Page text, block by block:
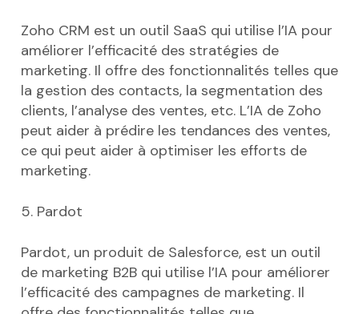
Zoho CRM est un outil SaaS qui utilise l’IA pour
améliorer l’efficacité des stratégies de
marketing. Il offre des fonctionnalités telles que
la gestion des contacts, la segmentation des
clients, l’analyse des ventes, etc. L’IA de Zoho
peut aider à prédire les tendances des ventes,
ce qui peut aider à optimiser les efforts de
marketing.
5. Pardot
Pardot, un produit de Salesforce, est un outil
de marketing B2B qui utilise l’IA pour améliorer
l’efficacité des campagnes de marketing. Il